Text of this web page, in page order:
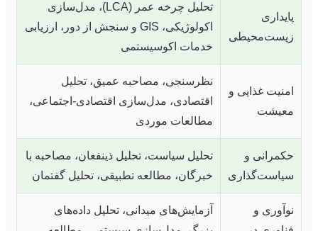
پایداری
زیست‌محیطی
تحلیل چرخه عمر (LCA)، مدل‌سازی
اکولوژیکی، GIS و سنجش از دور، ارزیابی
خدمات اکوسیستمی
امنیت غذایی و
معیشت
نظرسنجی، مصاحبه عمیق، تحلیل
اقتصادی، مدل‌سازی اقتصادی-اجتماعی،
مطالعات موردی
حکمرانی و
سیاست‌گذاری
تحلیل سیاست، تحلیل ذینفعان، مصاحبه با
خبرگان، مطالعه تطبیقی، تحلیل گفتمان
نوآوری و
آزمایش‌های میدانی، تحلیل داده‌های